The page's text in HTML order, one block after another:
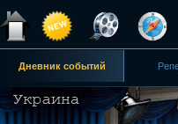
Дневник событий